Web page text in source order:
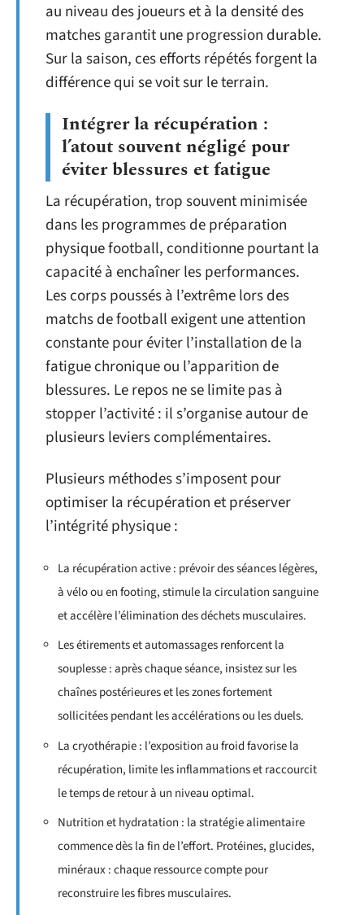
au niveau des joueurs et à la densité des
matches garantit une progression durable.
Sur la saison, ces efforts répétés forgent la
différence qui se voit sur le terrain.
Intégrer la récupération :
l’atout souvent négligé pour
éviter blessures et fatigue
La récupération, trop souvent minimisée
dans les programmes de préparation
physique football, conditionne pourtant la
capacité à enchaîner les performances.
Les corps poussés à l’extrême lors des
matchs de football exigent une attention
constante pour éviter l’installation de la
fatigue chronique ou l’apparition de
blessures. Le repos ne se limite pas à
stopper l’activité : il s’organise autour de
plusieurs leviers complémentaires.
Plusieurs méthodes s’imposent pour
optimiser la récupération et préserver
l’intégrité physique :
La récupération active : prévoir des séances légères,
à vélo ou en footing, stimule la circulation sanguine
et accélère l’élimination des déchets musculaires.
Les étirements et automassages renforcent la
souplesse : après chaque séance, insistez sur les
chaînes postérieures et les zones fortement
sollicitées pendant les accélérations ou les duels.
La cryothérapie : l’exposition au froid favorise la
récupération, limite les inflammations et raccourcit
le temps de retour à un niveau optimal.
Nutrition et hydratation : la stratégie alimentaire
commence dès la fin de l’effort. Protéines, glucides,
minéraux : chaque ressource compte pour
reconstruire les fibres musculaires.